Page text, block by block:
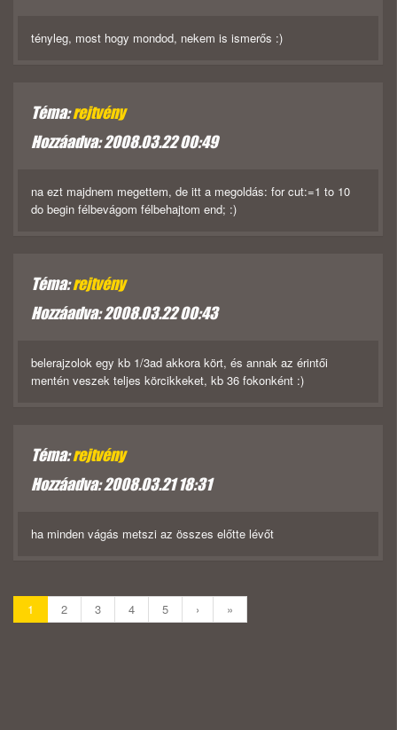
tényleg, most hogy mondod, nekem is ismerős :)
Téma:rejtvény
Hozzáadva: 2008.03.22 00:49
na ezt majdnem megettem, de itt a megoldás: for cut:=1 to 10
do begin félbevágom félbehajtom end; :)
Téma:rejtvény
Hozzáadva: 2008.03.22 00:43
belerajzolok egy kb 1/3ad akkora kört, és annak az érintői
mentén veszek teljes körcikkeket, kb 36 fokonként :)
Téma:rejtvény
Hozzáadva: 2008.03.21 18:31
ha minden vágás metszi az összes előtte lévőt
1 2 3 4 5 › »